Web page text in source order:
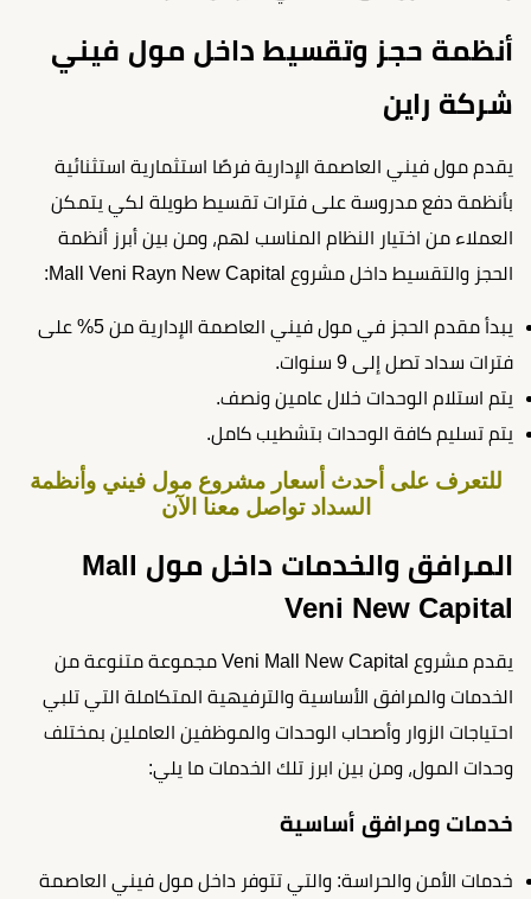
أنظمة حجز وتقسيط داخل مول فيني
شركة راين
يقدم مول فيني العاصمة الإدارية فرصًا استثمارية استثنائية
بأنظمة دفع مدروسة على فترات تقسيط طويلة لكي يتمكن
العملاء من اختيار النظام المناسب لهم، ومن بين أبرز أنظمة
الحجز والتقسيط داخل مشروع Mall Veni Rayn New Capital:
يبدأ مقدم الحجز في مول فيني العاصمة الإدارية من 5% على
فترات سداد تصل إلى 9 سنوات.
يتم استلام الوحدات خلال عامين ونصف.
يتم تسليم كافة الوحدات بتشطيب كامل.
للتعرف على أحدث أسعار مشروع مول فيني وأنظمة
السداد تواصل معنا الآن
المرافق والخدمات داخل مول Mall
Veni New Capital
يقدم مشروع Veni Mall New Capital مجموعة متنوعة من
الخدمات والمرافق الأساسية والترفيهية المتكاملة التي تلبي
احتياجات الزوار وأصحاب الوحدات والموظفين العاملين بمختلف
وحدات المول، ومن بين ابرز تلك الخدمات ما يلي:
خدمات ومرافق أساسية
خدمات الأمن والحراسة: والتي تتوفر داخل مول فيني العاصمة